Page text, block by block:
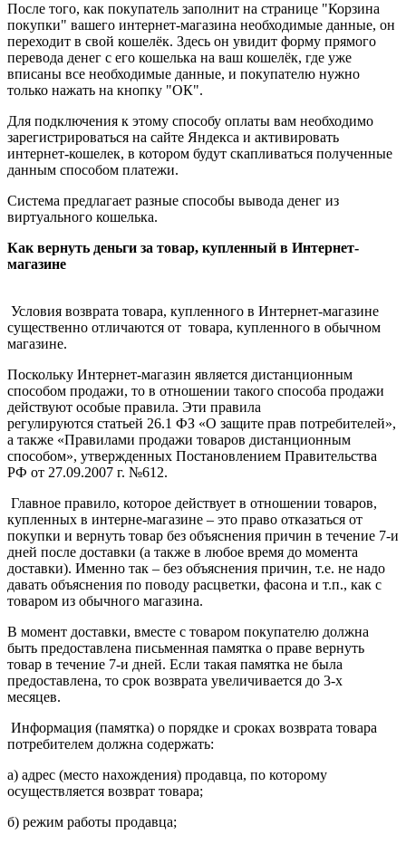
После того, как покупатель заполнит на странице "Корзина
покупки" вашего интернет-магазина необходимые данные, он
переходит в свой кошелёк. Здесь он увидит форму прямого
перевода денег с его кошелька на ваш кошелёк, где уже
вписаны все необходимые данные, и покупателю нужно
только нажать на кнопку "ОК".
Для подключения к этому способу оплаты вам необходимо
зарегистрироваться на сайте Яндекса и активировать
интернет-кошелек, в котором будут скапливаться полученные
данным способом платежи.
Система предлагает разные способы вывода денег из
виртуального кошелька.
Как вернуть деньги за товар, купленный в Интернет-
магазине
Условия возврата товара, купленного в Интернет-магазине
существенно отличаются от товара, купленного в обычном
магазине.
Поскольку Интернет-магазин является дистанционным
способом продажи, то в отношении такого способа продажи
действуют особые правила. Эти правила
регулируются статьей 26.1 ФЗ «О защите прав потребителей»,
а также «Правилами продажи товаров дистанционным
способом», утвержденных Постановлением Правительства
РФ от 27.09.2007 г. №612.
Главное правило, которое действует в отношении товаров,
купленных в интерне-магазине – это право отказаться от
покупки и вернуть товар без объяснения причин в течение 7-и
дней после доставки (а также в любое время до момента
доставки). Именно так – без объяснения причин, т.е. не надо
давать объяснения по поводу расцветки, фасона и т.п., как с
товаром из обычного магазина.
В момент доставки, вместе с товаром покупателю должна
быть предоставлена письменная памятка о праве вернуть
товар в течение 7-и дней. Если такая памятка не была
предоставлена, то срок возврата увеличивается до 3-х
месяцев.
Информация (памятка) о порядке и сроках возврата товара
потребителем должна содержать:
а) адрес (место нахождения) продавца, по которому
осуществляется возврат товара;
б) режим работы продавца;